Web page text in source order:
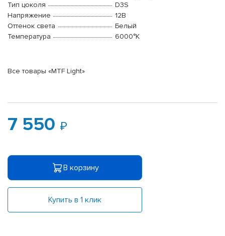
Тип цоколя
D3S
Напряжение
12В
Оттенок света
Белый
Температура
6000°K
Все товары «MTF Light»
7 550
В корзину
Купить в 1 клик